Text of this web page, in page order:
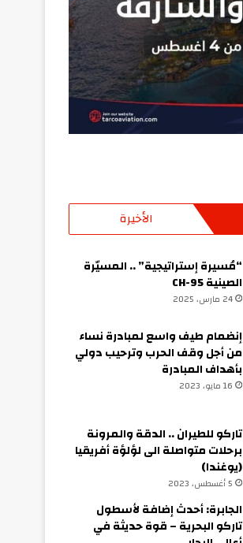
الأخيرة
“مُسيرة إستراتيجية” .. المسيّرة
الصينية CH-95
24 مارس، 2025
إنضمام طيف واسع لمبادرة نساء
من أجل وقف الحرب وترحيب دولي
بأهداف المبادرة
16 مايو، 2023
تاركو للطيران .. الدقة والمرونة
برحلات متواصلة الى لؤلؤة أفريقيا
(يوغندا)
5 أغسطس، 2023
الجابرة: أحدث إضافة لأسطول
تاركو البحرية – قوة حديثة في